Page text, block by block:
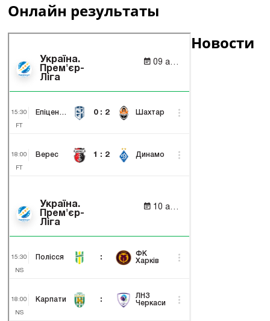
Онлайн результаты
Новости